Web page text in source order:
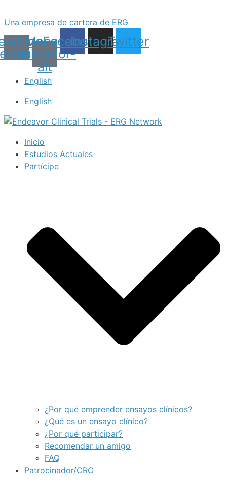
al
contenido
Una empresa de cartera de ERG
Mapa-
marcador-
alt
Facebook
Instagram
Twitter
English
English
Inicio
Estudios Actuales
Partícipe
¿Por qué emprender ensayos clínicos?
¿Qué es un ensayo clínico?
¿Por qué participar?
Recomendar un amigo
FAQ
Patrocinador/CRO